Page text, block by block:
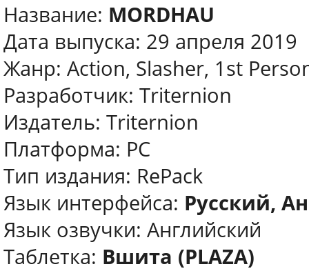
Название: MORDHAU
Дата выпуска: 29 апреля 2019
Жанр: Action, Slasher, 1st
Разработчик: Triternion
Издатель: Triternion
Платформа: PC
Тип издания: RePack
Язык интерфейса: Русский,
Язык озвучки: Английский
Таблетка: Вшита (PLAZA)